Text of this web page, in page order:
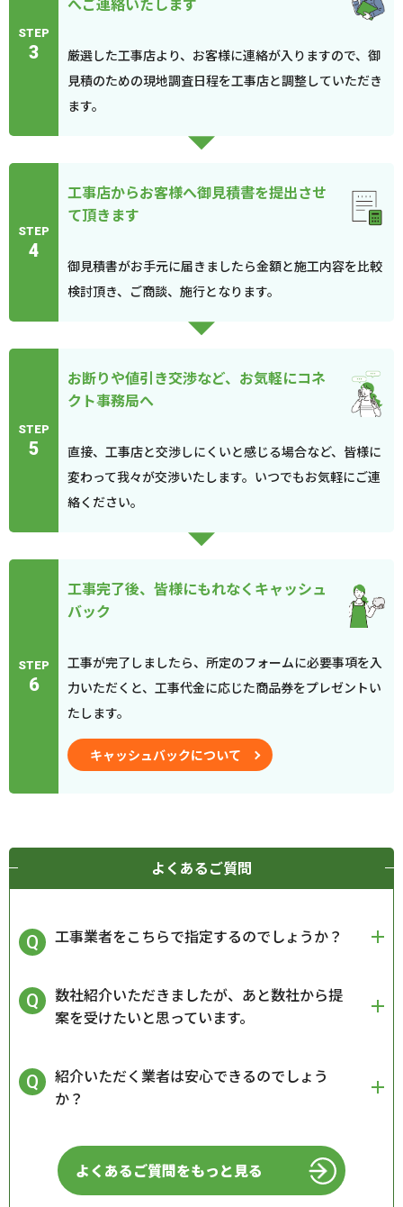
STEP
3
厳選した工事店より、お客様に連絡が入りますので、御
見積のための現地調査日程を工事店と調整していただき
ます。
STEP
4
工事店からお客様へ御見積書を提出させ
て頂きます
御見積書がお手元に届きましたら金額と施工内容を比較
検討頂き、ご商談、施行となります。
STEP
5
お断りや値引き交渉など、お気軽にコネ
クト事務局へ
直接、工事店と交渉しにくいと感じる場合など、皆様に
変わって我々が交渉いたします。いつでもお気軽にご連
絡ください。
STEP
6
工事完了後、皆様にもれなくキャッシュ
バック
工事が完了しましたら、所定のフォームに必要事項を入
力いただくと、工事代金に応じた商品券をプレゼントい
たします。
キャッシュバックについて
よくあるご質問
工事業者をこちらで指定するのでしょうか？
数社紹介いただきましたが、あと数社から提
案を受けたいと思っています。
紹介いただく業者は安心できるのでしょう
か？
よくあるご質問をもっと見る